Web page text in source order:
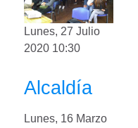
Lunes, 27 Julio
2020 10:30
Alcaldía
Lunes, 16 Marzo